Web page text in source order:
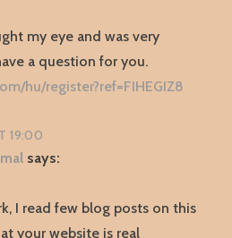
my eye and was very
a question for you.
hu/register?ref=FIHEGIZ8
19:00
says:
I read few blog posts on this
your website is real